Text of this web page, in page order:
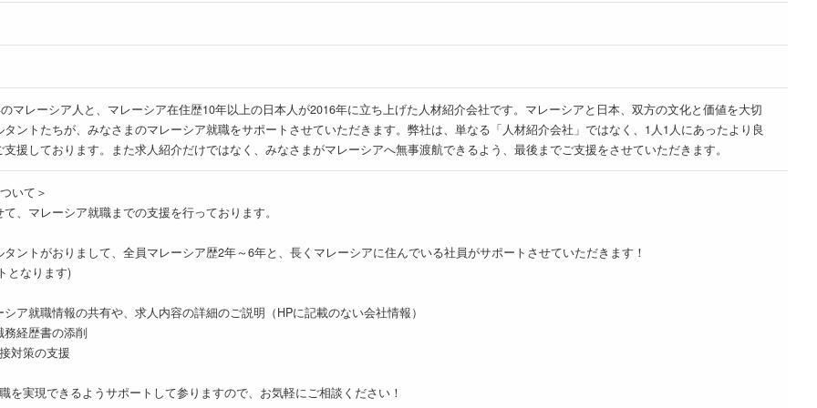
マレーシア人と、マレーシア在住歴10年以上の日本人が2016年に立ち上げた人材紹介会社です。マレーシアと日本、双方の文化と価値を大切
ントたちが、みなさまのマレーシア就職をサポートさせていただきます。弊社は、単なる「人材紹介会社」ではなく、1人1人にあったより良
援しております。また求人紹介だけではなく、みなさまがマレーシアへ無事渡航できるよう、最後までご支援をさせていただきます。
いて＞
、マレーシア就職までの支援を行っております。
ントがおりまして、全員マレーシア歴2年～6年と、長くマレーシアに住んでいる社員がサポートさせていただきます！
となります)
ア就職情報の共有や、求人内容の詳細のご説明（HPに記載のない会社情報）
経歴書の添削
対策の支援
を実現できるようサポートして参りますので、お気軽にご相談ください！